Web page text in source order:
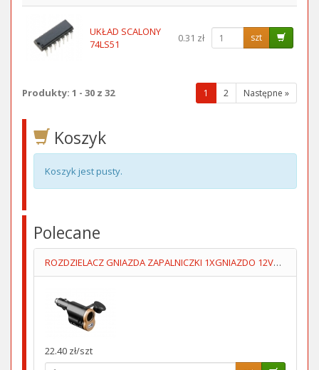
UKŁAD SCALONY
74LS51
0.31 zł szt
1
(wybrana
strona)
2 Następne »
Produkty: 1 - 30 z 32
Koszyk
Koszyk jest pusty.
Polecane
ROZDZIELACZ GNIAZDA ZAPALNICZKI 1XGNIAZDO 12V+1XUSB5V/1A
22.40 zł/szt